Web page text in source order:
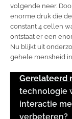
volgende neer.
enorme druk die
constant 4 cellen
ontstaat er een
Nu blijkt uit
gehele mensheid
Gerelateerd
technologie
interactie
verbeteren?